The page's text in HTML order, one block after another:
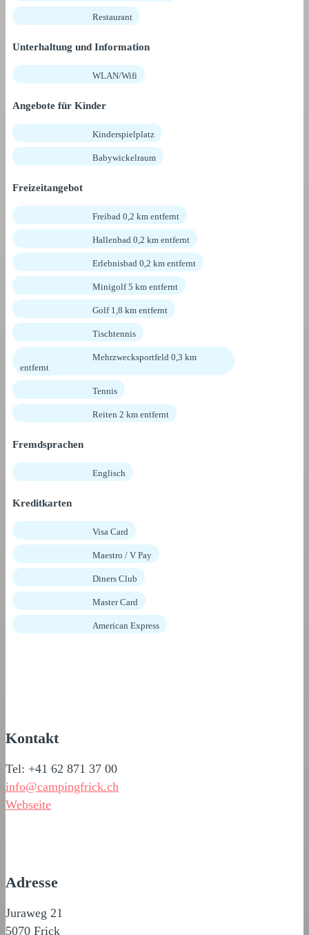
Restaurant
Unterhaltung und Information
WLAN/Wifi
Angebote für Kinder
Kinderspielplatz
Babywickelraum
Freizeitangebot
Freibad 0,2 km entfernt
Hallenbad 0,2 km entfernt
Erlebnisbad 0,2 km entfernt
Minigolf 5 km entfernt
Golf 1,8 km entfernt
Tischtennis
Mehrzwecksportfeld 0,3 km
entfernt
Tennis
Reiten 2 km entfernt
Fremdsprachen
Englisch
Kreditkarten
Visa Card
Maestro / V Pay
Diners Club
Master Card
American Express
Kontakt
Tel: +41 62 871 37 00
info@campingfrick.ch
Webseite
Adresse
Juraweg 21
5070 Frick